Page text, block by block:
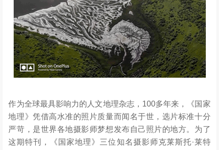
作为全球最具影响力的人文地理杂志，100多年来，《国家
地理》凭借高水准的照片质量而闻名于世，选片标准十分
严苛，是世界各地摄影师梦想发布自己照片的地方。为了
这期特刊，《国家地理》三位知名摄影师克莱斯托·莱特